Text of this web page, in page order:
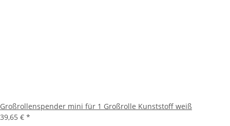
Großrollenspender mini für 1 Großrolle Kunststoff weiß
39,65 € *